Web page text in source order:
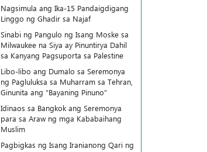
Nagsimula ang Ika-15 Pandaigdigang
Linggo ng Ghadir sa Najaf
Sinabi ng Pangulo ng Isang Moske sa
Milwaukee na Siya ay Pinuntirya Dahil
sa Kanyang Pagsuporta sa Palestine
Libo-libo ang Dumalo sa Seremonya
ng Pagluluksa sa Muharram sa Tehran,
Ginunita ang “Bayaning Pinuno”
Idinaos sa Bangkok ang Seremonya
para sa Araw ng mga Kababaihang
Muslim
Pagbigkas ng Isang Iranianong Qari ng